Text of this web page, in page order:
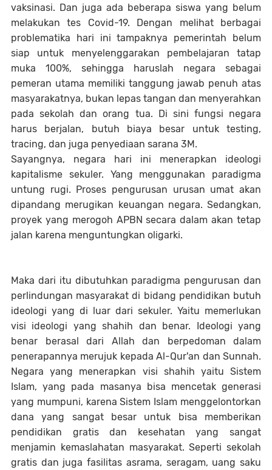
vaksinasi. Dan juga ada beberapa siswa yang belum
melakukan tes Covid-19. Dengan melihat berbagai
problematika hari ini tampaknya pemerintah belum
siap untuk menyelenggarakan pembelajaran tatap
muka 100%, sehingga haruslah negara sebagai
pemeran utama memiliki tanggung jawab penuh atas
masyarakatnya, bukan lepas tangan dan menyerahkan
pada sekolah dan orang tua. Di sini fungsi negara
harus berjalan, butuh biaya besar untuk testing,
tracing, dan juga penyediaan sarana 3M.
Sayangnya, negara hari ini menerapkan ideologi
kapitalisme sekuler. Yang menggunakan paradigma
untung rugi. Proses pengurusan urusan umat akan
dipandang merugikan keuangan negara. Sedangkan,
proyek yang merogoh APBN secara dalam akan tetap
jalan karena menguntungkan oligarki.
Maka dari itu dibutuhkan paradigma pengurusan dan
perlindungan masyarakat di bidang pendidikan butuh
ideologi yang di luar dari sekuler. Yaitu memerlukan
visi ideologi yang shahih dan benar. Ideologi yang
benar berasal dari Allah dan berpedoman dalam
penerapannya merujuk kepada Al-Qur'an dan Sunnah.
Negara yang menerapkan visi shahih yaitu Sistem
Islam, yang pada masanya bisa mencetak generasi
yang mumpuni, karena Sistem Islam menggelontorkan
dana yang sangat besar untuk bisa memberikan
pendidikan gratis dan kesehatan yang sangat
menjamin kemaslahatan masyarakat. Seperti sekolah
gratis dan juga fasilitas asrama, seragam, uang saku